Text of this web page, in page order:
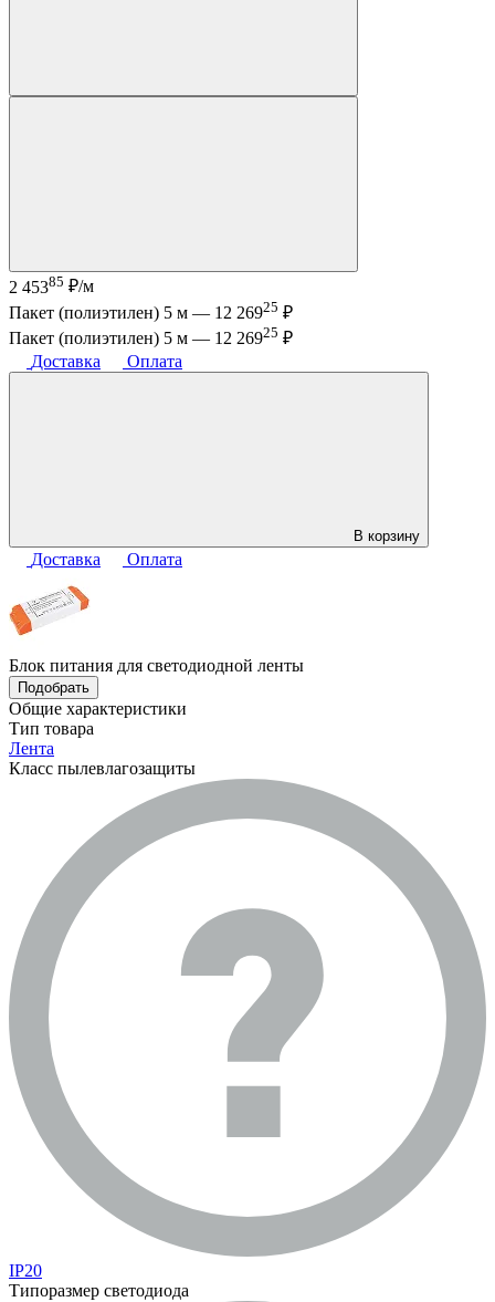
2 45385 ₽/м
Пакет (полиэтилен) 5 м — 12 26925 ₽
Пакет (полиэтилен) 5 м — 12 26925 ₽
Доставка
Оплата
В корзину
Доставка Оплата
Блок питания для светодиодной ленты
Подобрать
Общие характеристики
Тип товара
Лента
Класс пылевлагозащиты
IP20
Типоразмер светодиода